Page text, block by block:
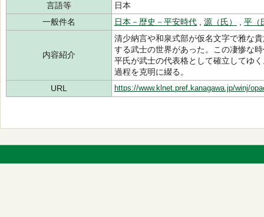
言語等
日本
一般件名
日本－歴史－平安時代 源（氏） 平（
内容紹介
清少納言や和泉式部が仮名文字で雅な
する武士の世界があった。この凄惨な
平氏が武士の代表格として確立してゆ
過程を克明に綴る。
URL
https://www.klnet.pref.kanagawa.jp/winj/